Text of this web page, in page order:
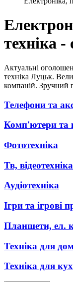
техніка
Актуальні
техніка Луцьк.
компаній. Зручний
Телефони та
Комп'ютери та
Фототехніка
Тв, відеотехніка
Аудіотехніка
Ігри та ігрові
Планшети, ел.
Техніка для
Техніка для